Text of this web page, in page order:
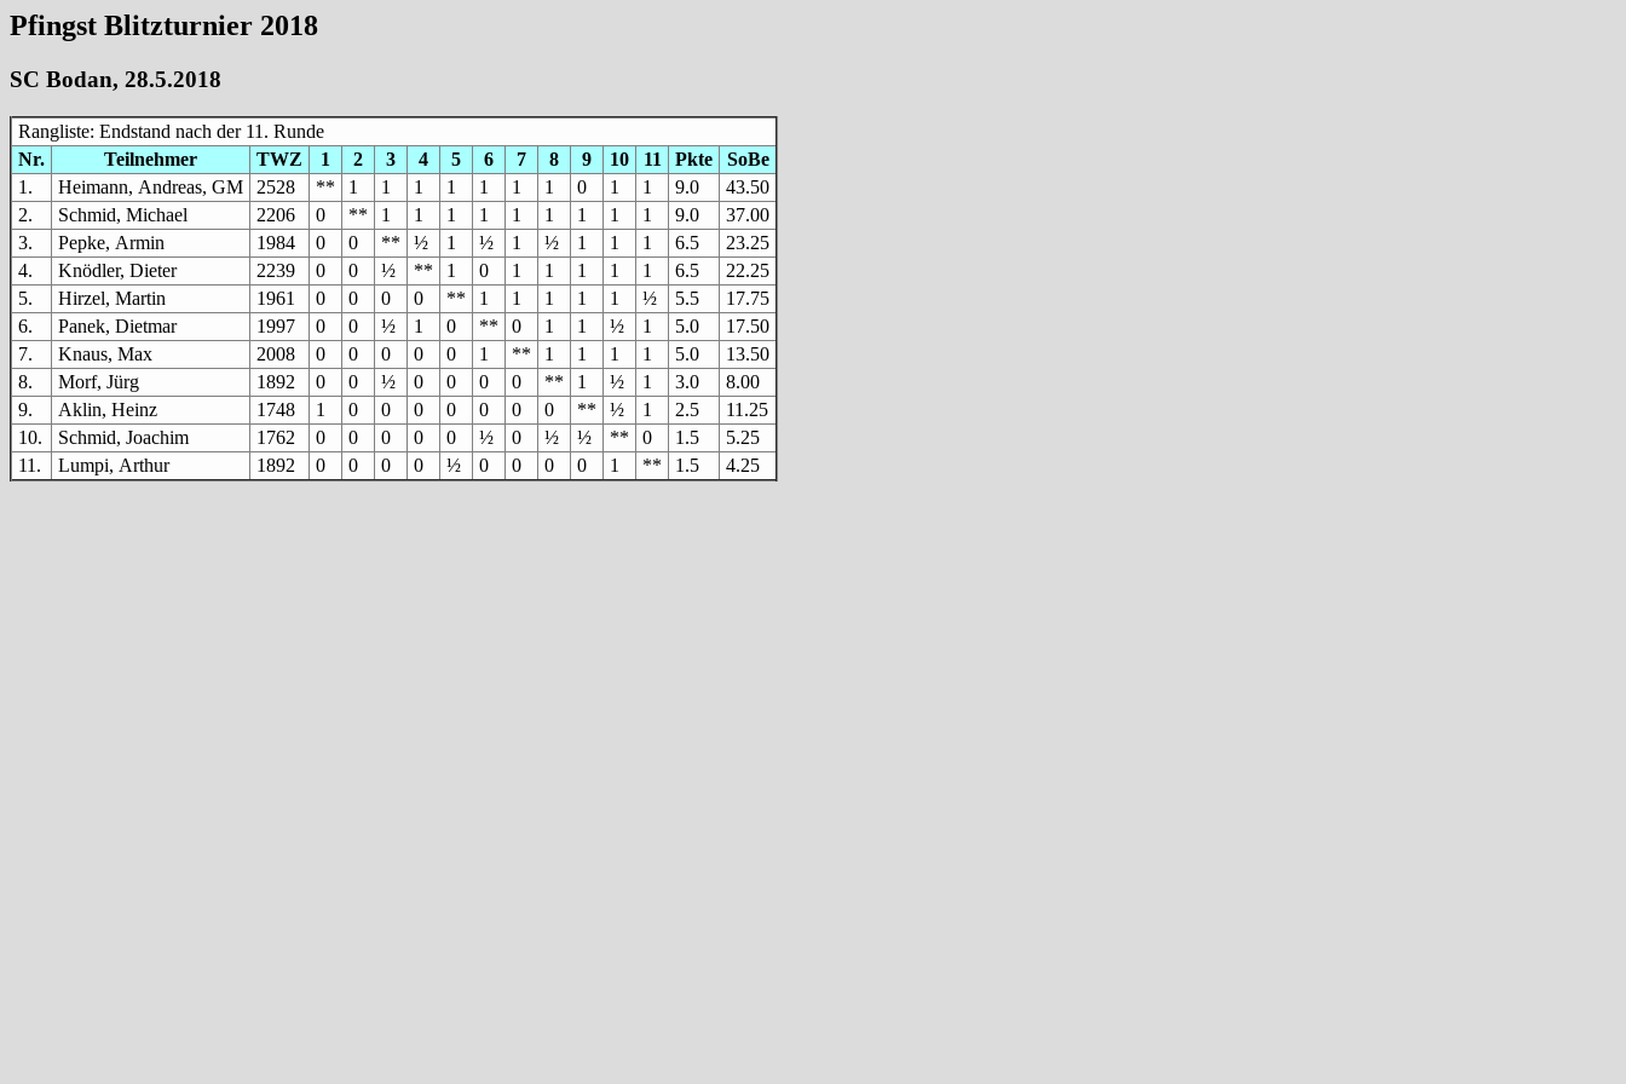
Pfingst Blitzturnier 2018
SC Bodan, 28.5.2018
Rangliste: Endstand nach der 11. Runde
Nr.
Teilnehmer TWZ 1 2 3 4 5 6 7 8 9 10 11 Pkte
SoBe
1.
Heimann, Andreas, GM 2528 ** 1 1 1 1 1 1 1 0 1 1 9.0
43.50
2.
Schmid, Michael 2206 0 ** 1 1 1 1 1 1 1 1 1 9.0
37.00
3.
Pepke, Armin 1984 0 0 ** ½ 1 ½ 1 ½ 1 1 1 6.5
23.25
4.
Knödler, Dieter 2239 0 0 ½ ** 1 0 1 1 1 1 1 6.5
22.25
5.
Hirzel, Martin 1961 0 0 0 0 ** 1 1 1 1 1 ½ 5.5
17.75
6.
Panek, Dietmar 1997 0 0 ½ 1 0 ** 0 1 1 ½ 1 5.0
17.50
7.
Knaus, Max 2008 0 0 0 0 0 1 ** 1 1 1 1 5.0
13.50
8.
Morf, Jürg 1892 0 0 ½ 0 0 0 0 ** 1 ½ 1 3.0
8.00
9.
Aklin, Heinz 1748 1 0 0 0 0 0 0 0 ** ½ 1 2.5
11.25
10.
Schmid, Joachim 1762 0 0 0 0 0 ½ 0 ½ ½ ** 0 1.5
5.25
11.
Lumpi, Arthur 1892 0 0 0 0 ½ 0 0 0 0 1 ** 1.5 4.25